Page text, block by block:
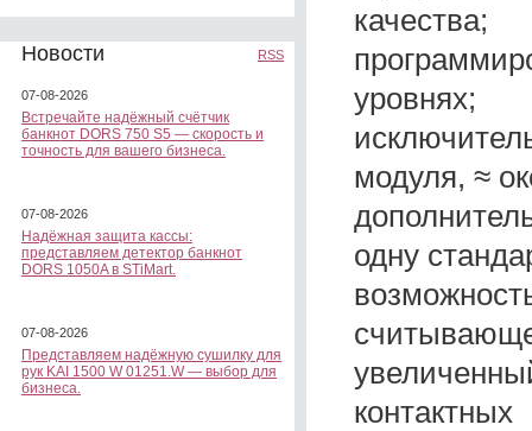
Новости RSS
07-08-2026
Встречайте надёжный счётчик
банкнот DORS 750 S5 — скорость и
точность для вашего бизнеса.
07-08-2026
Надёжная защита кассы:
представляем детектор банкнот
DORS 1050A в STiMart.
07-08-2026
Представляем надёжную сушилку для
рук KAI 1500 W 01251.W — выбор для
бизнеса.
качества;
уровнях;
модуля, ≈
одну